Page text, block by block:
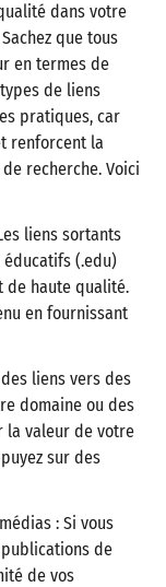
dans votre
que tous
en termes de
de liens
pratiques, car
renforcent la
recherche. Voici
liens sortants
éducatifs (.edu)
de haute qualité.
en fournissant
liens vers des
domaine ou des
la valeur de votre
sur des
: Si vous
de
de vos